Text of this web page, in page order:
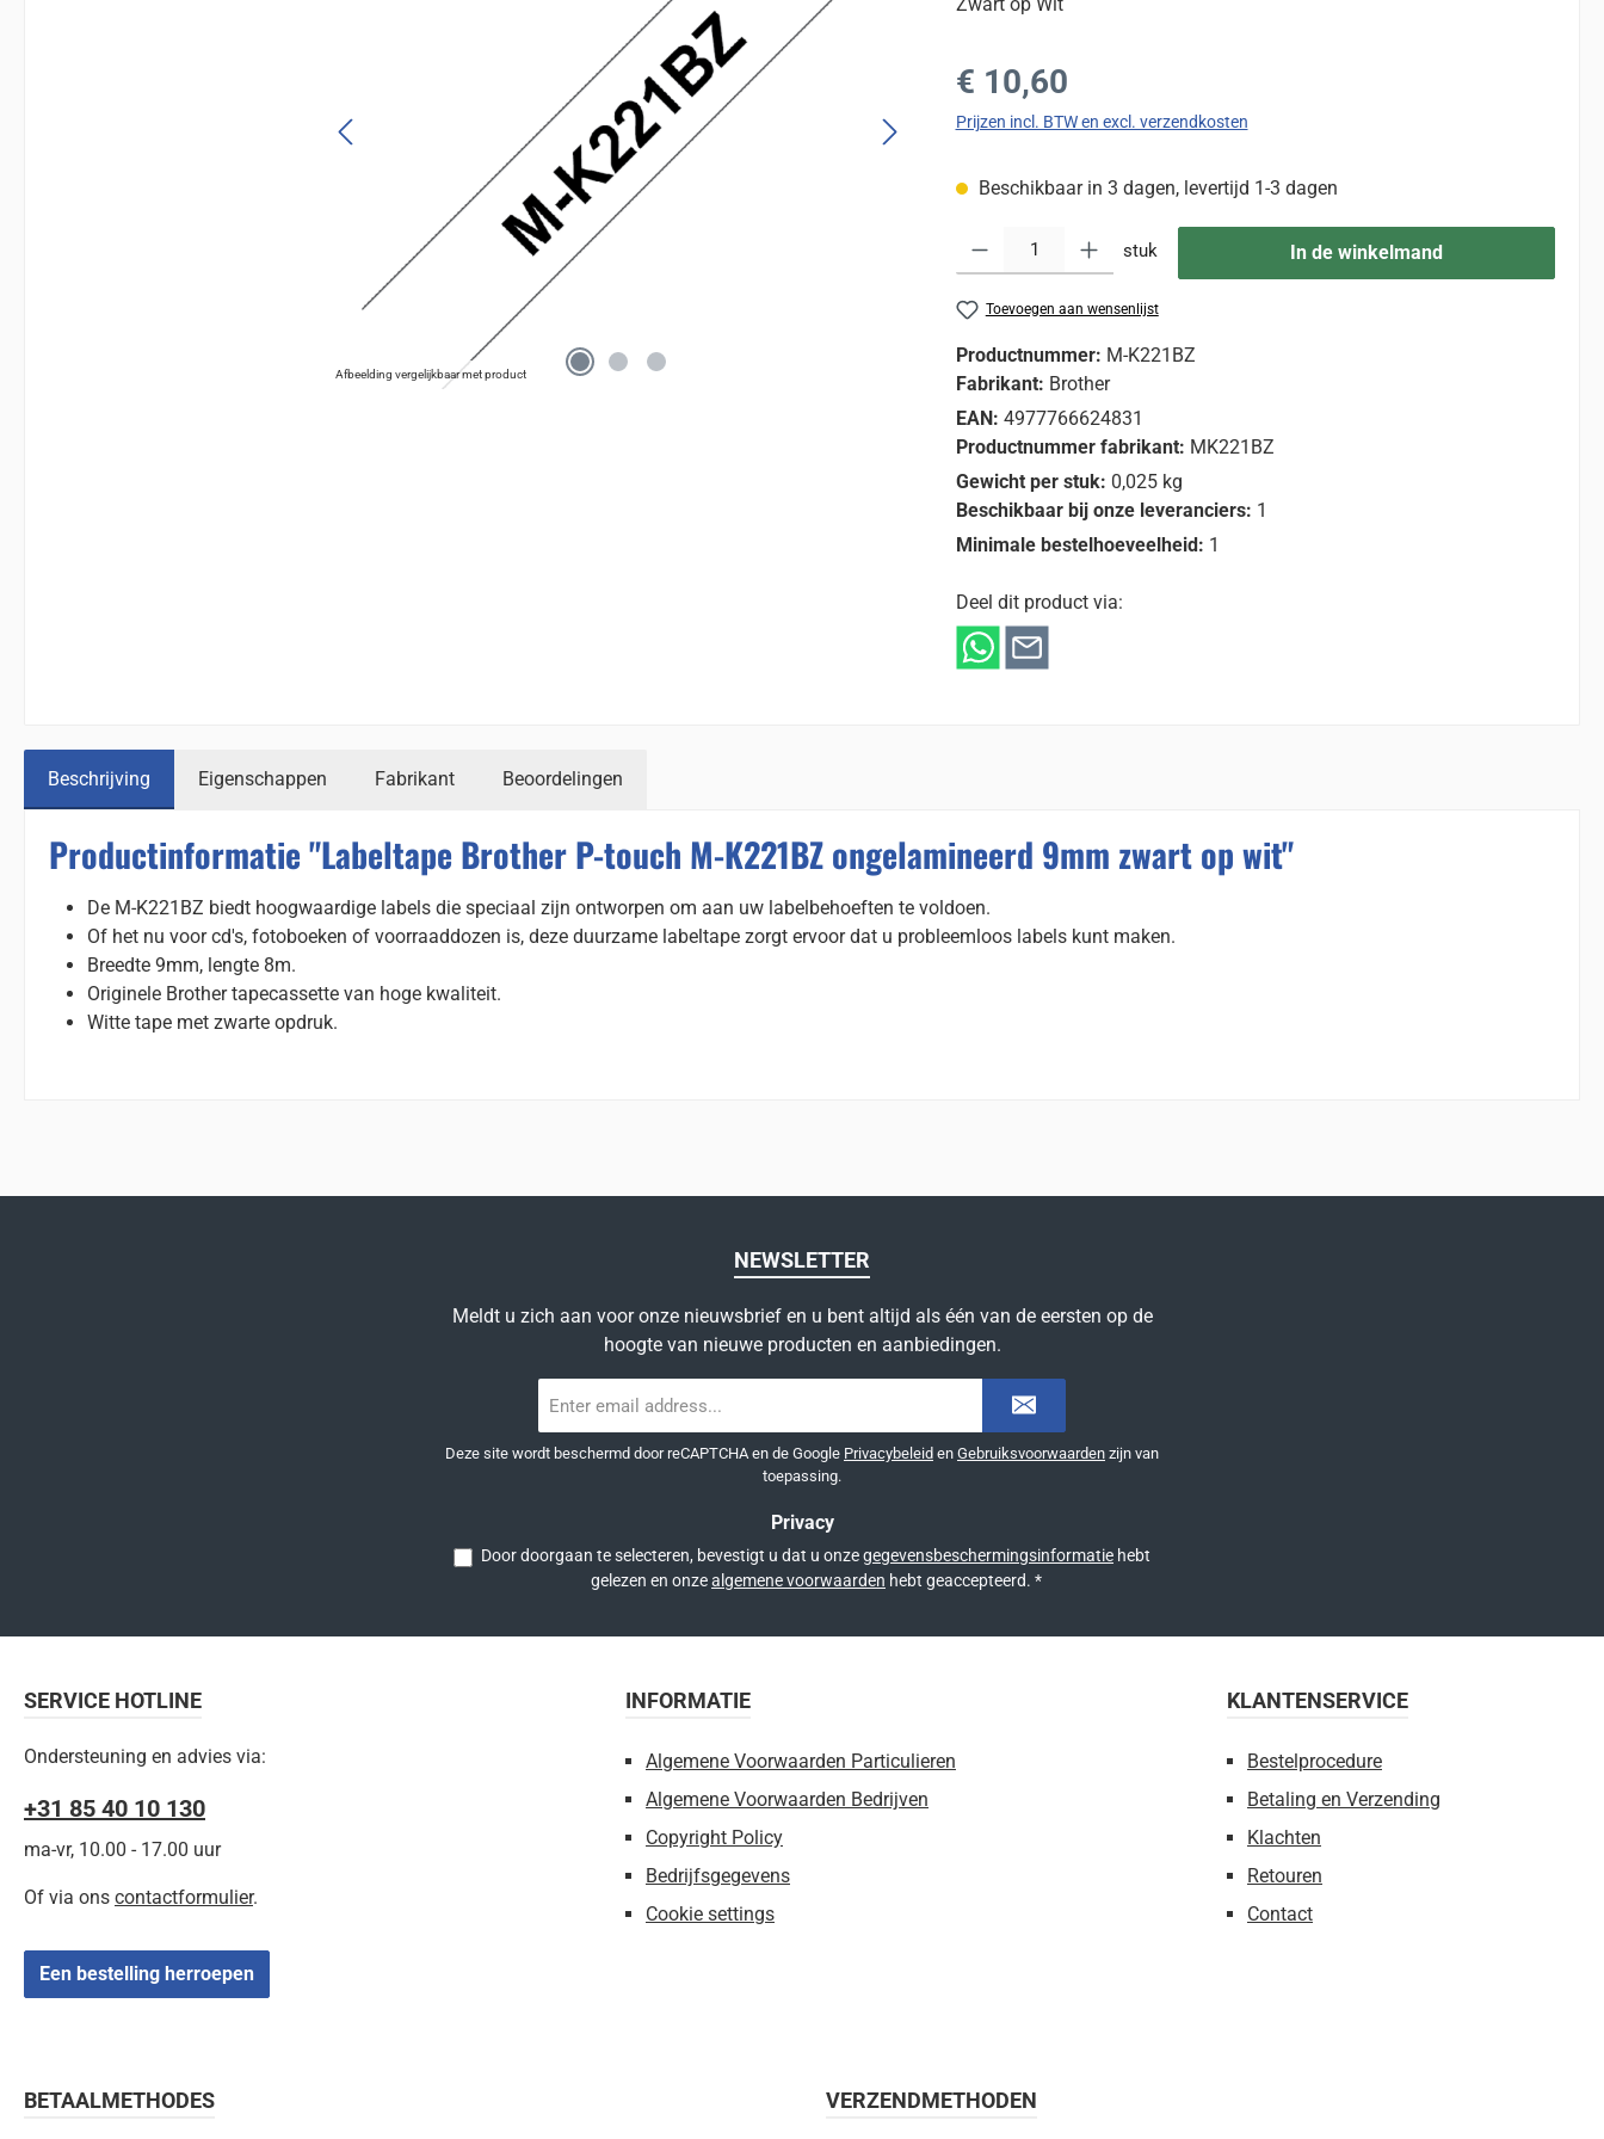
Afbeelding vergelijkbaar met product
Normale prijs:
€ 10,60
Prijzen incl. BTW en excl. verzendkosten
Beschikbaar in 3 dagen, levertijd 1-3 dagen
Producthoeveelheid: Voer de gewenste hoeveelheid in of gebruik de knoppen om de
stuk In de winkelmand
Toevoegen aan wensenlijst
Productnummer: M-K221BZ
Fabrikant: Brother
EAN: 4977766624831
Productnummer fabrikant: MK221BZ
Gewicht per stuk: 0,025 kg
Beschikbaar bij onze leveranciers: 1
Minimale bestelhoeveelheid: 1
Deel dit product via:
Beschrijving Eigenschappen Fabrikant Beoordelingen
Productinformatie "Labeltape Brother P-touch M-K221BZ ongelamineerd 9mm zwart op wit"
De M-K221BZ biedt hoogwaardige labels die speciaal zijn ontworpen om aan uw labelbehoeften te voldoen.
Of het nu voor cd's, fotoboeken of voorraaddozen is, deze duurzame labeltape zorgt ervoor dat u probleemloos labels kunt maken.
Breedte 9mm, lengte 8m.
Originele Brother tapecassette van hoge kwaliteit.
Witte tape met zwarte opdruk.
NEWSLETTER
Meldt u zich aan voor onze nieuwsbrief en u bent altijd als één van de eersten op de
hoogte van nieuwe producten en aanbiedingen.
mailadres
Deze site wordt beschermd door reCAPTCHA en de Google Privacybeleid en Gebruiksvoorwaarden zijn van
toepassing.
Privacy
Door doorgaan te selecteren, bevestigt u dat u onzegegevensbeschermingsinformatie hebt
gelezen en onzealgemene voorwaarden hebt geaccepteerd. *
SERVICE HOTLINE
Ondersteuning en advies via:
+31 85 40 10 130
ma-vr, 10.00 - 17.00 uur
Of via ons contactformulier.
Een bestelling herroepen
INFORMATIE
Algemene Voorwaarden Particulieren
Algemene Voorwaarden Bedrijven
Copyright Policy
Bedrijfsgegevens
Cookie settings
KLANTENSERVICE
Bestelprocedure
Betaling en Verzending
Klachten
Retouren
Contact
BETAALMETHODES VERZENDMETHODEN